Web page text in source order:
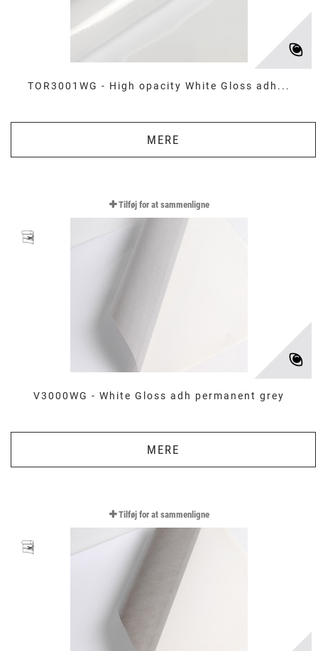
TOR3001WG - High opacity White Gloss adh...
MERE
V3000WG - White Gloss adh permanent grey
MERE
Tilføj for at sammenligne
Tilføj for at sammenligne